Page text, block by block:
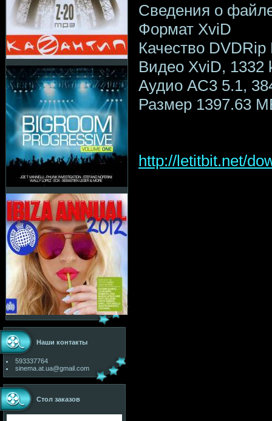
Наши контакты
593337764
sinema.at.ua@gmail.com
Стол заказов
Сведения о
Формат XviD
Качество DVDRip
Видео XviD, 1332
Аудио AC3 5.1,
Размер 1397.63
http://letitbit.net/